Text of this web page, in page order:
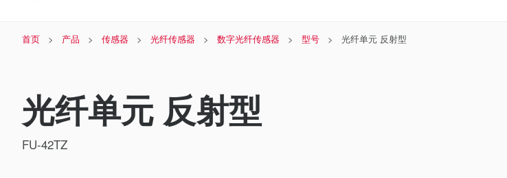
首页 产品 传感器 光纤传感器 数字光纤传感器 型号 光纤单元 反射型
光纤单元 反射型
FU-42TZ